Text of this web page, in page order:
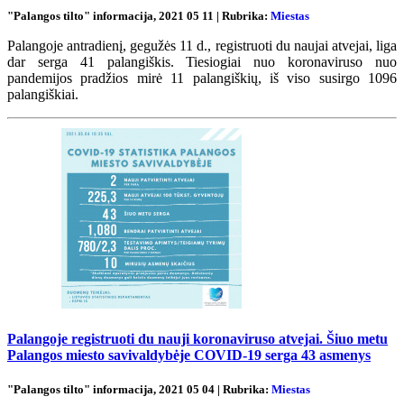
"Palangos tilto" informacija, 2021 05 11 | Rubrika: Miestas
Palangoje antradienį, gegužės 11 d., registruoti du naujai atvejai, liga
dar serga 41 palangiškis. Tiesiogiai nuo koronaviruso nuo
pandemijos pradžios mirė 11 palangiškių, iš viso susirgo 1096
palangiškiai.
Palangoje registruoti du nauji koronaviruso atvejai. Šiuo metu
Palangos miesto savivaldybėje COVID-19 serga 43 asmenys
"Palangos tilto" informacija, 2021 05 04 | Rubrika: Miestas